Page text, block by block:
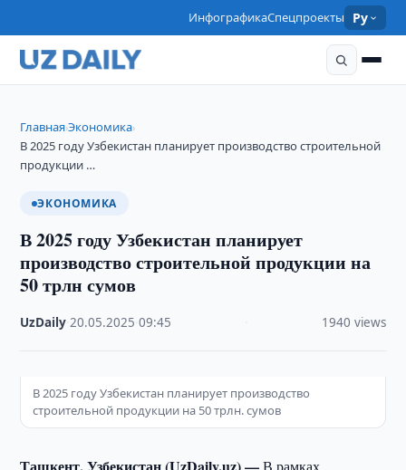
ИнфографикаСпецпроекты Ру
Главная›Экономика›
В 2025 году Узбекистан планирует производство строительной
продукции …
ЭКОНОМИКА
В 2025 году Узбекистан планирует
производство строительной продукции на
50 трлн сумов
UzDaily ·20.05.2025 ·09:45 1940 views
В 2025 году Узбекистан планирует производство
строительной продукции на 50 трлн. сумов
В рамках